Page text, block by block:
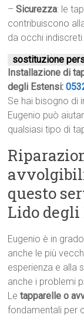
–Sicurezza: le
contribuiscono
da occhi
sostituzione
Installazione di
degli Estensi:
Se hai bisogno di
Eugenio può
qualsiasi tipo di
questo
Lido degli
Eugenio è in
anche le più
esperienza e alla
anche i problemi
Letapparelle o
fondamentali per